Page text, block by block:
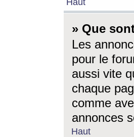
Haut
» Que
Les
pour le
aussi vite
chaque
comme
annonces
Haut